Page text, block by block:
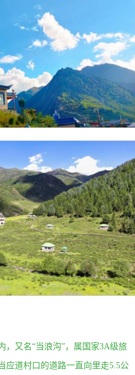
，又名“当浪沟”，属国家3A级旅
应道村口的道路一直向里走5.5公